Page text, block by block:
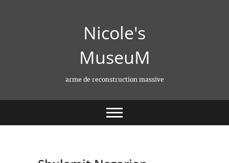
Nicole's
MuseuM
arme de reconstruction massive